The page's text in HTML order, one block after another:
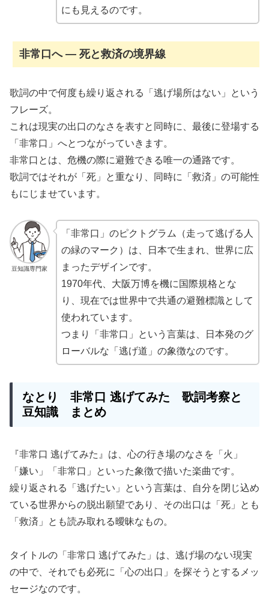
にも見えるのです。
非常口へ ― 死と救済の境界線
歌詞の中で何度も繰り返される「逃げ場所はない」という
フレーズ。
これは現実の出口のなさを表すと同時に、最後に登場する
「非常口」へとつながっていきます。
非常口とは、危機の際に避難できる唯一の通路です。
歌詞ではそれが「死」と重なり、同時に「救済」の可能性
もにじませています。
豆知識専門家
「非常口」のピクトグラム（走って逃げる人
の緑のマーク）は、日本で生まれ、世界に広
まったデザインです。
1970年代、大阪万博を機に国際規格とな
り、現在では世界中で共通の避難標識として
使われています。
つまり「非常口」という言葉は、日本発のグ
ローバルな「逃げ道」の象徴なのです。
なとり
非常口 逃げてみた 歌詞考察と
豆知識 まとめ
『非常口 逃げてみた』は、心の行き場のなさを「火」
「嫌い」「非常口」といった象徴で描いた楽曲です。
繰り返される「逃げたい」という言葉は、自分を閉じ込め
ている世界からの脱出願望であり、その出口は「死」とも
「救済」とも読み取れる曖昧なもの。
タイトルの「非常口 逃げてみた」は、逃げ場のない現実
の中で、それでも必死に「心の出口」を探そうとするメッ
セージなのです。